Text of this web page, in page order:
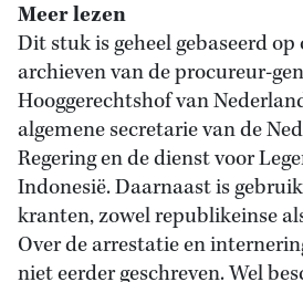
Meer lezen
Dit stuk is geheel gebaseerd
archieven van de procureur-
Hooggerechtshof van
algemene secretarie van de
Regering en de dienst voor
Indonesië. Daarnaast is
kranten, zowel republikeinse
Over de arrestatie en
niet eerder geschreven. Wel